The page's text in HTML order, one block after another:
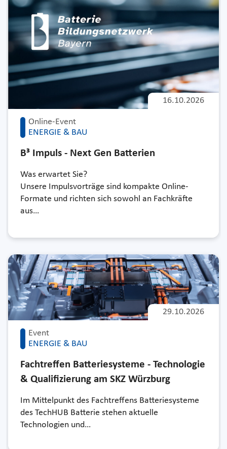
Online-Event
ENERGIE & BAU
16.10.2026
B³ Impuls - Next Gen Batterien
Was erwartet Sie?
Unsere Impulsvorträge sind kompakte Online-
Formate und richten sich sowohl an Fachkräfte
aus…
Event
ENERGIE & BAU
29.10.2026
Fachtreffen Batteriesysteme - Technologie
& Qualifizierung am SKZ Würzburg
Im Mittelpunkt des Fachtreffens Batteriesysteme
des TechHUB Batterie stehen aktuelle
Technologien und…